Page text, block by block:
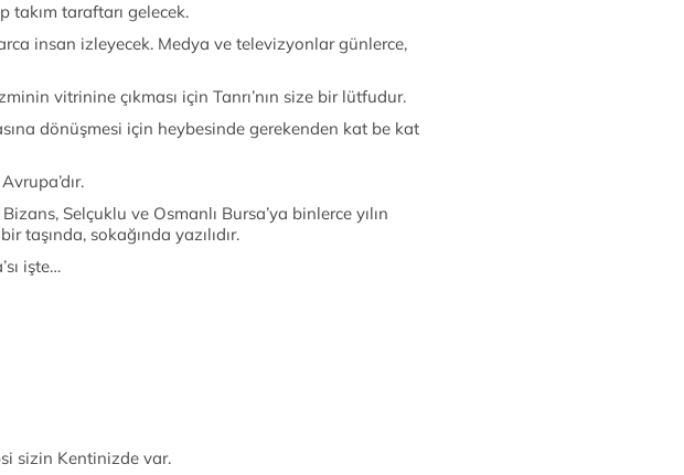
takım taraftarı gelecek.
insan izleyecek. Medya ve televizyonlar günlerce,
vitrinine çıkması için Tanrı’nın size bir lütfudur.
dönüşmesi için heybesinde gerekenden kat be kat
Selçuklu ve Osmanlı Bursa’ya binlerce yılın
taşında, sokağında yazılıdır.
işte…
sizin Kentinizde var.